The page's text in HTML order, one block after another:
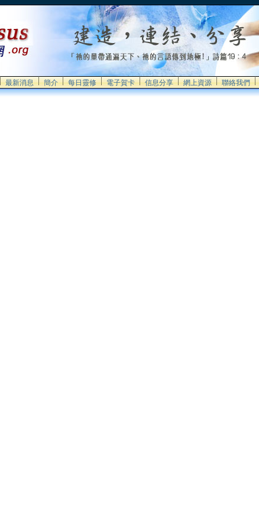
最新消息 簡介 每日靈修 電子賀卡 信息分享 網上資源 聯絡我們